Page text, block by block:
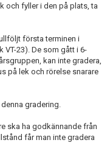
och fyller i den på plats, ta
första terminen i
VT-23). De som gått i 6-
kan inte gradera,
på lek och rörelse snarare
gradering.
ska ha godkännande från
får man inte gradera